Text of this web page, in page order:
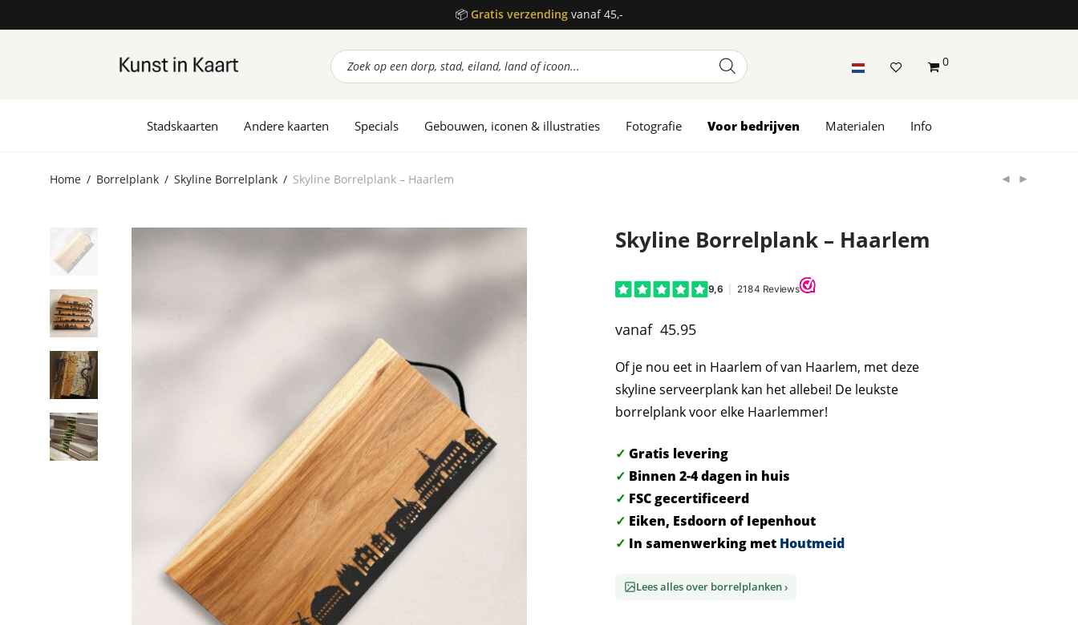
📦 Gratis verzendingvanaf 45,-
Producten
zoeken
Stadskaarten Andere kaarten Specials Gebouwen, iconen & illustraties Fotografie Voor bedrijven Materialen Info
0
Home / Borrelplank / Skyline Borrelplank / Skyline Borrelplank – Haarlem
Skyline Borrelplank – Haarlem
45.95
Of je nou eet in Haarlem of van Haarlem, met deze
skyline serveerplank kan het allebei! De leukste
borrelplank voor elke Haarlemmer!
✓ Gratis levering
✓ Binnen 2-4 dagen in huis
✓ FSC gecertificeerd
✓ Eiken, Esdoorn of Iepenhout
✓ In samenwerking met Houtmeid
Lees alles over borrelplanken ›